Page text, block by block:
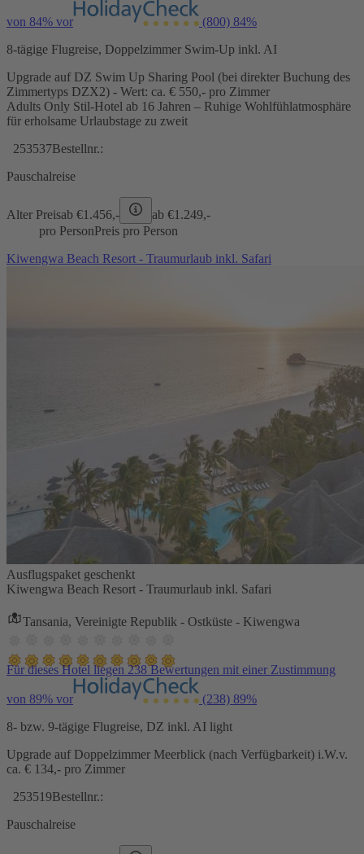
von 84% vor (800) 84%
8-tägige Flugreise, Doppelzimmer Swim-Up inkl. AI
Upgrade auf DZ Swim Up Sharing Pool (bei direkter Buchung des
Zimmertyps DZX2) - Wert: ca. € 550,- pro Zimmer
Adults Only Stil-Hotel ab 16 Jahren – Ruhige Wohlfühlatmosphäre
für erholsame Urlaubstage zu zweit
253537Bestellnr.:
Pauschalreise
Alter Preisab €1.456,- ab €1.249,-
pro PersonPreis pro Person
Kiwengwa Beach Resort - Traumurlaub inkl. Safari
Ausflugspaket geschenkt
Kiwengwa Beach Resort - Traumurlaub inkl. Safari
Tansania, Vereinigte Republik - Ostküste - Kiwengwa
Für dieses Hotel liegen 238 Bewertungen mit einer Zustimmung
von 89% vor (238) 89%
8- bzw. 9-tägige Flugreise, DZ inkl. AI light
Upgrade auf Doppelzimmer Meerblick (nach Verfügbarkeit) i.W.v.
ca. € 134,- pro Zimmer
253519Bestellnr.:
Pauschalreise